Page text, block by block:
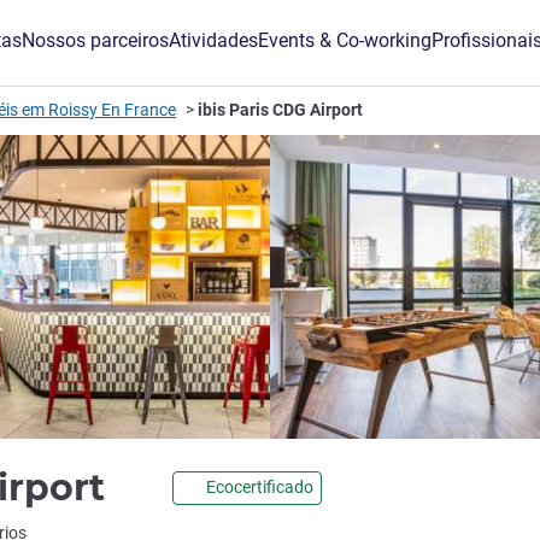
Nossos parceirosAtividadesEvents & Co-working
em Roissy En France ibis Paris CDG Airport
3 estrelas
Ecocertificado
ALL)